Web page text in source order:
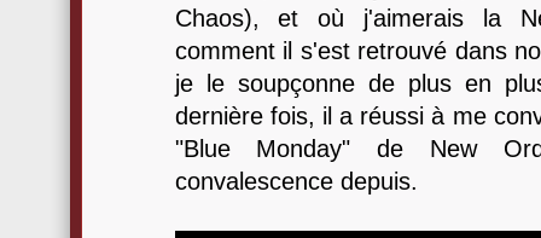
Chaos), et où j'aimerais la
comment il s'est retrouvé dans
je le soupçonne de plus en
dernière fois, il a réussi à me
"Blue Monday" de New
convalescence depuis.